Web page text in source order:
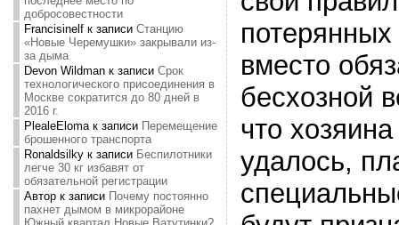
добросовестности
Francisinelfк записи Станцию
«Новые Черемушки» закрывали из-
за дыма
Devon Wildmanк записи Срок
технологического присоединения в
Москве сократится до 80 дней в
2016 г.
PlealeElomaк записи Перемещение
брошенного транспорта
Ronaldsilkyк записи Беспилотники
легче 30 кг избавят от
обязательной регистрации
Авторк записи Почему постоянно
пахнет дымом в микрорайоне
вместо
бесхозной
что
удалось,